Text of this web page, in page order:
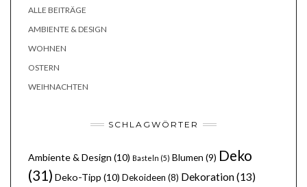
ALLE BEITRÄGE
AMBIENTE & DESIGN
WOHNEN
OSTERN
WEIHNACHTEN
SCHLAGWÖRTER
Ambiente & Design (10) Basteln (5) Blumen (9) Deko
(31) Deko-Tipp (10) Dekoideen (8) Dekoration(13)